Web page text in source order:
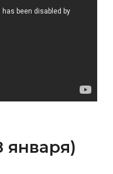
января)